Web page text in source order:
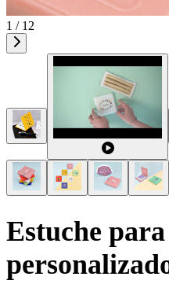
1 / 12
Estuche